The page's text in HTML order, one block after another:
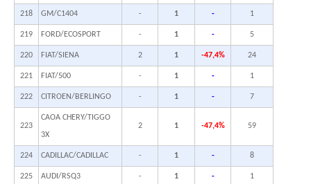
218 GM/C1404 - 1 - 1
219 FORD/ECOSPORT - 1 - 5
220 FIAT/SIENA 2 1 -47,4% 24
221 FIAT/500 - 1 - 1
222 CITROEN/BERLINGO - 1 - 7
223
CAOA CHERY/TIGGO
3X
2 1 -47,4% 59
224 CADILLAC/CADILLAC - 1 - 8
225 AUDI/RSQ3 - 1 - 1